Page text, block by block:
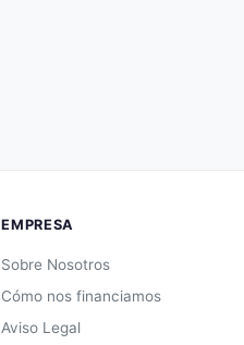
EMPRESA
Sobre Nosotros
Cómo nos financiamos
Aviso Legal